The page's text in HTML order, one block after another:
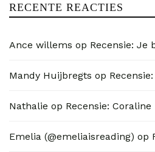
RECENTE REACTIES
Ance willems op Recensie: Je
Mandy Huijbregts op
Nathalie op Recensie: Coraline
Emelia (@emeliaisreading) op